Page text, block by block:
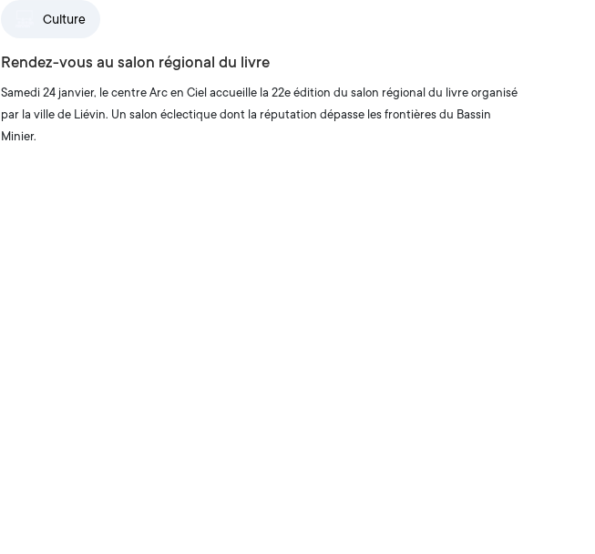
Culture
Rendez-vous au salon régional du livre
Samedi 24 janvier, le centre Arc en Ciel accueille la 22e édition du salon régional du livre organisé
par la ville de Liévin. Un salon éclectique dont la réputation dépasse les frontières du Bassin
Minier.